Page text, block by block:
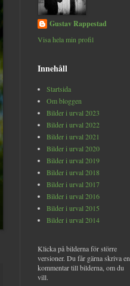
Gustav Rappestad
Visa hela min profil
Innehåll
Startsida
Om bloggen
Bilder i urval 2023
Bilder i urval 2022
Bilder i urval 2021
Bilder i urval 2020
Bilder i urval 2019
Bilder i urval 2018
Bilder i urval 2017
Bilder i urval 2016
Bilder i urval 2015
Bilder i urval 2014
Klicka på bilderna för större
versioner. Du får gärna skriva en
kommentar till bilderna, om du
vill.